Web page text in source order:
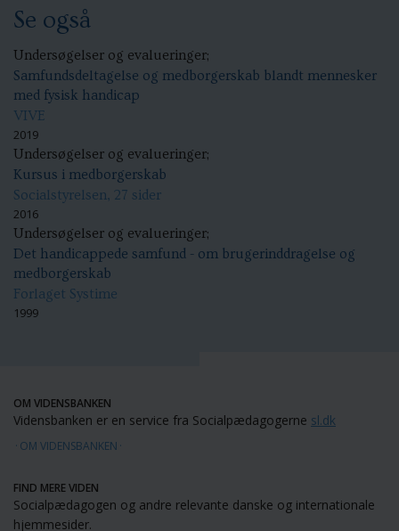
Se også
Undersøgelser og evalueringer;
Samfundsdeltagelse og medborgerskab blandt mennesker
med fysisk handicap
VIVE
2019
Undersøgelser og evalueringer;
Kursus i medborgerskab
Socialstyrelsen, 27 sider
2016
Undersøgelser og evalueringer;
Det handicappede samfund - om brugerinddragelse og
medborgerskab
Forlaget Systime
1999
OM VIDENSBANKEN
Vidensbanken er en service fra Socialpædagogerne sl.dk
OM VIDENSBANKEN
FIND MERE VIDEN
Socialpædagogen og andre relevante danske og internationale
hjemmesider.